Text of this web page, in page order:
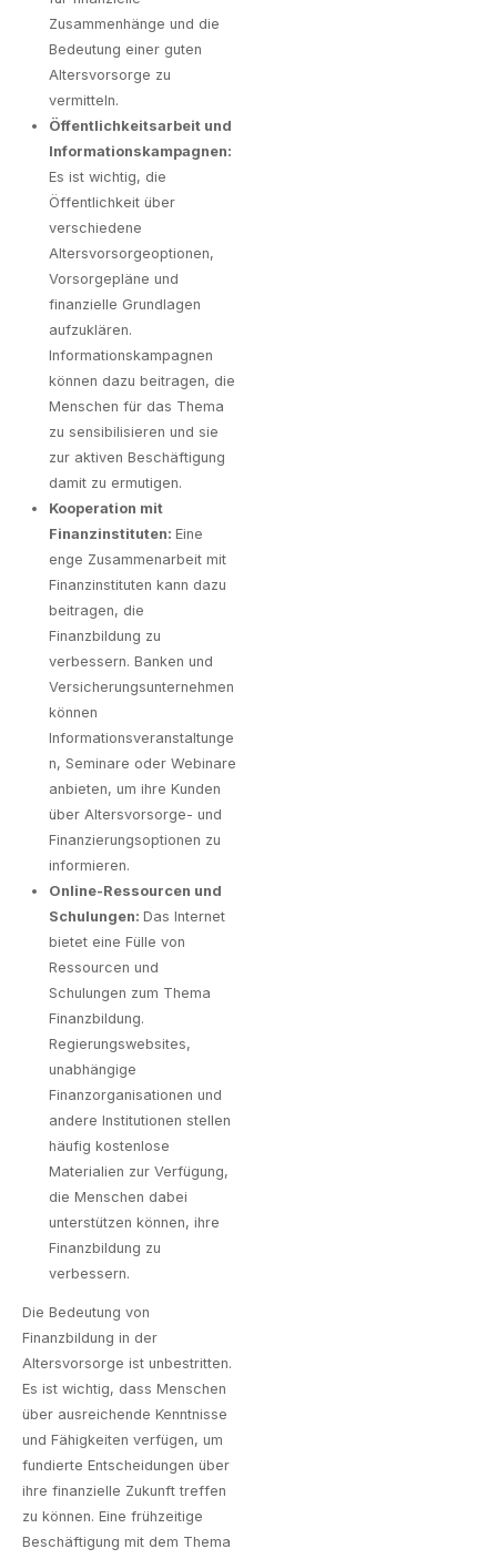
Zusammenhänge und die
Bedeutung einer guten
Altersvorsorge zu
vermitteln.
Öffentlichkeitsarbeit und
Informationskampagnen:
Es ist wichtig, die
Öffentlichkeit über
verschiedene
Altersvorsorgeoptionen,
Vorsorgepläne und
finanzielle Grundlagen
aufzuklären.
Informationskampagnen
können dazu beitragen, die
Menschen für das Thema
zu sensibilisieren und sie
zur aktiven Beschäftigung
damit zu ermutigen.
Kooperation mit
Finanzinstituten: Eine
enge Zusammenarbeit mit
Finanzinstituten kann dazu
beitragen, die
Finanzbildung zu
verbessern. Banken und
Versicherungsunternehmen
können
Informationsveranstaltunge
n, Seminare oder Webinare
anbieten, um ihre Kunden
über Altersvorsorge- und
Finanzierungsoptionen zu
informieren.
Online-Ressourcen und
Schulungen: Das Internet
bietet eine Fülle von
Ressourcen und
Schulungen zum Thema
Finanzbildung.
Regierungswebsites,
unabhängige
Finanzorganisationen und
andere Institutionen stellen
häufig kostenlose
Materialien zur Verfügung,
die Menschen dabei
unterstützen können, ihre
Finanzbildung zu
verbessern.
Die Bedeutung von
Finanzbildung in der
Altersvorsorge ist unbestritten.
Es ist wichtig, dass Menschen
über ausreichende Kenntnisse
und Fähigkeiten verfügen, um
fundierte Entscheidungen über
ihre finanzielle Zukunft treffen
zu können. Eine frühzeitige
Beschäftigung mit dem Thema